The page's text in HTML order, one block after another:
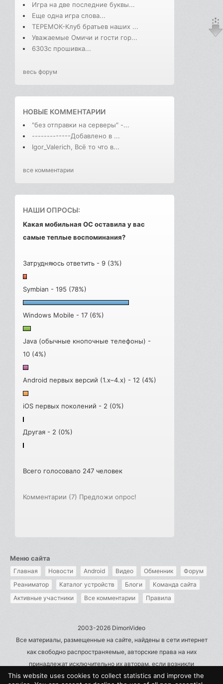
Игра на две последние буквы...
Еще одна игра слова...
ТЕРЕМОК-Клуб братьев наших ...
Уважаемые Омичи и гости гор...
6303с прошивка...
весь форум
НОВЫЕ КОММЕНТАРИИ
"без отправки на серверы" -...
-------------Добавлено в ...
Igor_Valerich, Всё то что в...
все комментарии
НАШИ ОПРОСЫ:
Какая мобильная ОС оставила у вас
самые теплые воспоминания?
Затрудняюсь ответить - 9 (3%)
Symbian - 195 (78%)
Windows Mobile - 17 (6%)
Java (обычные кнопочные телефоны) -
10 (4%)
Android первых версий (1.x–4.x) - 12 (4%)
iOS первых поколений - 2 (0%)
Другая - 2 (0%)
Всего голосовало 247 человек
Комментарии (7) Предложи опрос!
Меню сайта
Главная Новости Android Видео Обменник
Форум
Реаниматор
Каталог устройств Блоги
Команда сайта
Активные участники
Все комментарии Правила
2003-2026 DimonVideo
Все материалы, размещенные на сайте, найдены в сети интернет
как свободно распространяемые, авторские права на них
принадлежат исключительно их авторам, если возникли
претензии - пишите на admin@dimonvideo.ru
This website uses cookies to collect statistics and improve the